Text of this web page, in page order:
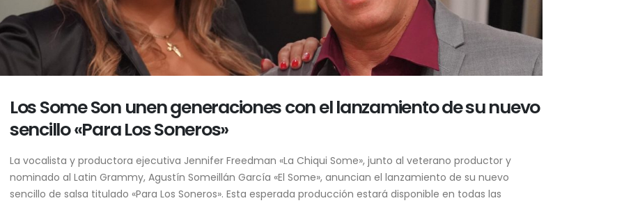
Los Some Son unen generaciones con el lanzamiento de su nuevo
sencillo «Para Los Soneros»
La vocalista y productora ejecutiva Jennifer Freedman «La Chiqui Some», junto al veterano productor y
nominado al Latin Grammy, Agustín Someillán García «El Some», anuncian el lanzamiento de su nuevo
sencillo de salsa titulado «Para Los Soneros». Esta esperada producción estará disponible en todas las
años del Charangón
28/04/2026